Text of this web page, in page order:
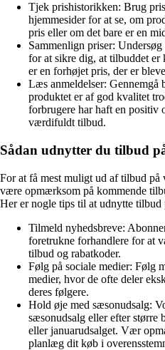
Tjek prishistorikken: Brug
hjemmesider for at se, om
pris eller om det bare er en
Sammenlign priser:
for at sikre dig, at tilbuddet
er en forhøjet pris, der er
Læs anmeldelser: Gennemgå
produktet er af god kvalitet
forbrugere har haft en positiv
værdifuldt tilbud.
Sådan udnytter du tilbud
For at få mest muligt ud af tilbud
være opmærksom på kommende
Her er nogle tips til at udnytte tilbud
Tilmeld nyhedsbreve:
foretrukne forhandlere for at
tilbud og rabatkoder.
Følg på sociale medier: Følg
medier, hvor de ofte deler
deres følgere.
Hold øje med sæsonudsalg:
sæsonudsalg eller efter større
eller januarudsalget. Vær
planlæg dit køb i